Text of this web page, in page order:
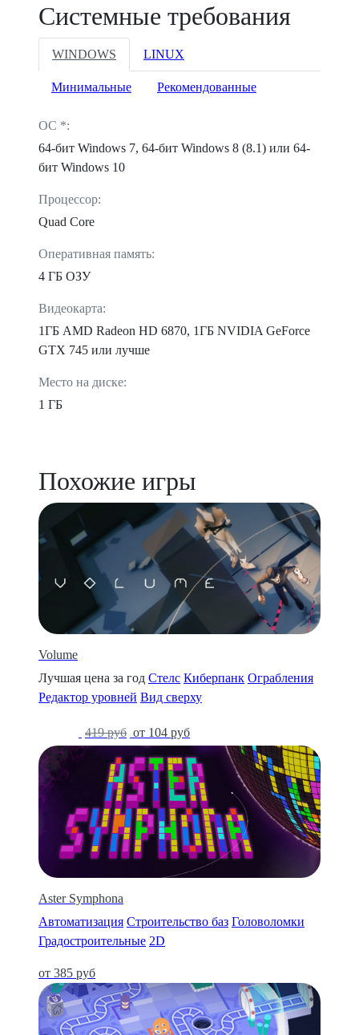
Системные требования
WINDOWS LINUX
Минимальные Рекомендованные
ОС *:
64-бит Windows 7, 64-бит Windows 8 (8.1) или 64-
бит Windows 10
Процессор:
Quad Core
Оперативная память:
4 ГБ ОЗУ
Видеокарта:
1ГБ AMD Radeon HD 6870, 1ГБ NVIDIA GeForce
GTX 745 или лучше
Место на диске:
1 ГБ
Похожие игры
Volume
Лучшая цена за год Стелс Киберпанк Ограбления
Редактор уровней Вид сверху
419 руб от 104 руб
Aster Symphona
Автоматизация Строительство баз Головоломки
Градостроительные 2D
от 385 руб